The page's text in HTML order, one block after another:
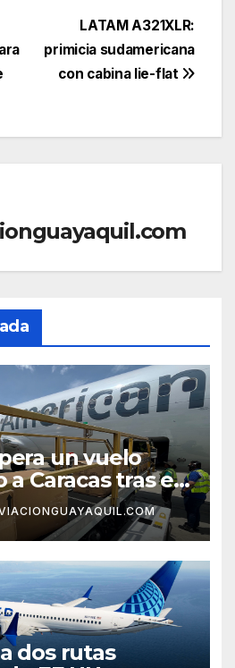
LATAM A321XLR:
primicia sudamericana
con cabina lie-flat
un vuelo
Caracas tras el
Venezuela
dos rutas